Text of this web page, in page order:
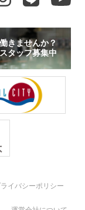
きませんか？
スタッフ募集中
イバシーポリシー